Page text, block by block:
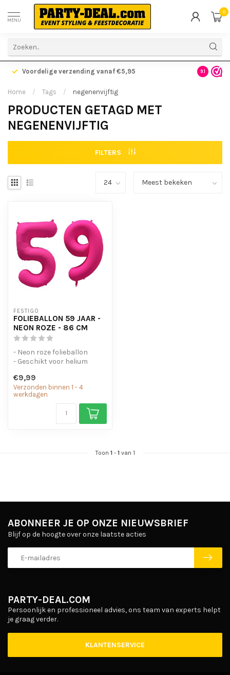
MENU
0
Voordelige verzending vanaf €5,95 Gratis
9.1
Home / Tags / negenenvijftig
PRODUCTEN GETAGD MET
NEGENENVIJFTIG
FILTERS
FESTIGO
FOLIEBALLON 59 JAAR -
NEON ROZE - 86 CM
- Neon roze folieballon
- Geschikt voor helium
op te...
€9,99
Verzonden binnen 1 - 4
werkdagen
Toon 1- 1van 1
PARTY-DEAL.COM
Persoonlijk en professioneel advies, ons team van experts helpt
je graag verder.
KLANTENSERVICE
ABONNEER JE OP ONZE NIEUWSBRIEF
Blijf op de hoogte over onze laatste acties